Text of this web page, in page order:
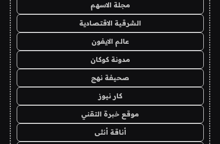
مجلة الاسهم
الشرقية الاقتصادية
عالم الايفون
مدونة كوكان
صحيفة نهج
كار نيوز
موقع خبرة التقني
أناقة أنثى